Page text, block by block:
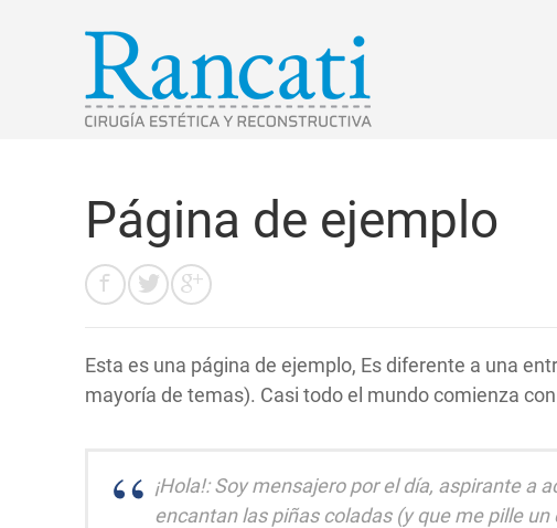
Página de ejemplo
Esta es una página de ejemplo, Es diferente a una
mayoría de temas). Casi todo el mundo comienza
¡Hola!: Soy mensajero por el día, aspirante a
encantan las piñas coladas (y que me pille un